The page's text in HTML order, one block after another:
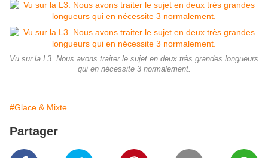
Vu sur la L3. Nous avons traiter le sujet en deux très grandes longueurs
qui en nécessite 3 normalement.
#Glace & Mixte.
Partager